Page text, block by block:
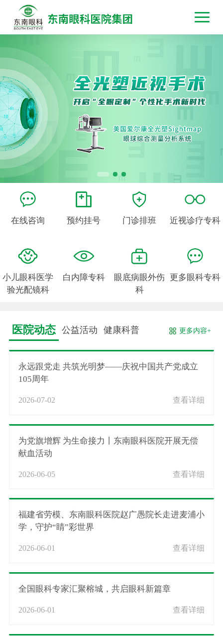
在线咨询 预约挂号 门诊排班 近视诊疗专科
小儿眼科医学
验光配镜科
白内障专科
眼底病眼外伤
科
更多眼科专科
医院动态 公益活动 健康科普 更多内容+
永远跟党走 共筑光明梦——庆祝中国共产党成立
105周年
2026-07-02 查看详细
为党旗增辉 为生命接力丨东南眼科医院开展无偿
献血活动
2026-06-05 查看详细
福建省劳模、东南眼科医院赵广愚院长走进麦浦小
学，守护“睛”彩世界
2026-06-01 查看详细
全国眼科专家汇聚榕城，共启眼科新篇章
2026-06-01 查看详细